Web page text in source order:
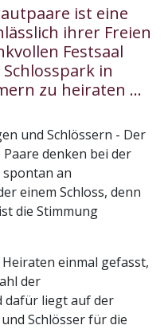
ist eine
ihrer Freien
Festsaal
in
zu heiraten ...
und Schlössern - Der
denken bei der
an
einem Schloss, denn
die Stimmung
einmal gefasst,
der
dafür liegt auf der
Schlösser für die